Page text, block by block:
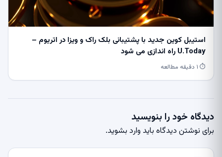
استیبل کوین جدید با پشتیبانی بلک راک و ویزا در اتریوم –
U.Today راه اندازی می شود
⏱ ۱ دقیقه مطالعه
دیدگاه خود را بنویسید
برای نوشتن دیدگاه باید وارد بشوید.